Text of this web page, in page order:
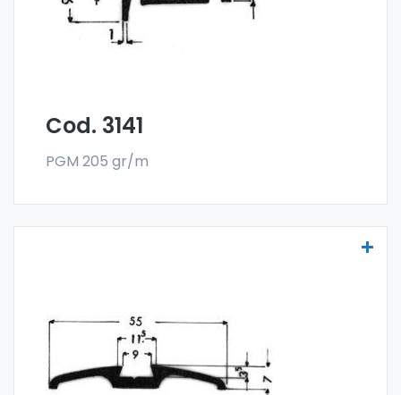
Cod. 3141
PGM 205 gr/m
Las molduras para vehículos se fabrican
con la especial aleación 6060 y se venden
en el formato en barra. El pedido mínimo es
de 300 kg.